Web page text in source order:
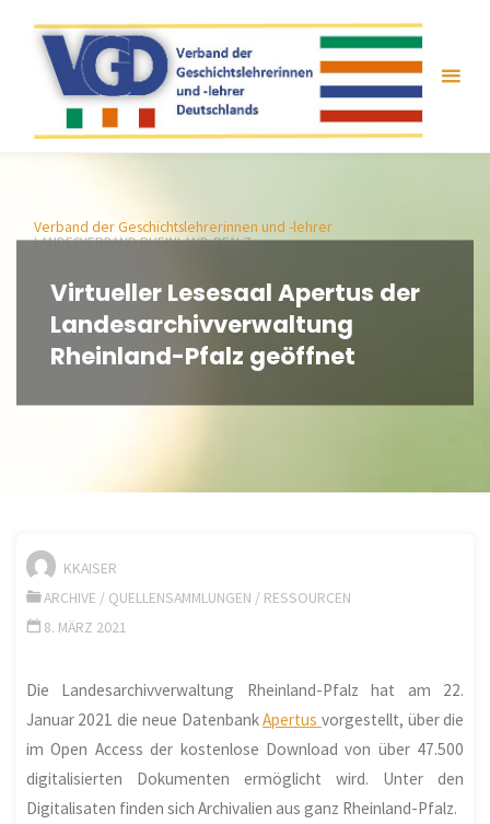
springen
Verband der Geschichtslehrerinnen und -lehrer
LANDESVERBAND RHEINLAND-PFALZ
Virtueller Lesesaal Apertus der
Landesarchivverwaltung
Rheinland-Pfalz geöffnet
KKAISER
ARCHIVE / QUELLENSAMMLUNGEN / RESSOURCEN
8. MÄRZ 2021
Die Landesarchivverwaltung Rheinland-Pfalz hat am 22.
Januar 2021 die neue DatenbankApertus vorgestellt, über die
im Open Access der kostenlose Download von über 47.500
digitalisierten Dokumenten ermöglicht wird. Unter den
Digitalisaten finden sich Archivalien aus ganz Rheinland-Pfalz.